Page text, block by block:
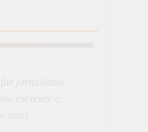
19 News